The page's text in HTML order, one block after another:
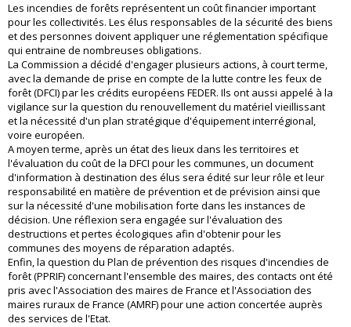
Les incendies de forêts représentent un coût financier important
pour les collectivités. Les élus responsables de la sécurité des biens
et des personnes doivent appliquer une réglementation spécifique
qui entraine de nombreuses obligations.
La Commission a décidé d'engager plusieurs actions, à court terme,
avec la demande de prise en compte de la lutte contre les feux de
forêt (DFCI) par les crédits européens FEDER. Ils ont aussi appelé à la
vigilance sur la question du renouvellement du matériel vieillissant
et la nécessité d'un plan stratégique d'équipement interrégional,
voire européen.
A moyen terme, après un état des lieux dans les territoires et
l'évaluation du coût de la DFCI pour les communes, un document
d'information à destination des élus sera édité sur leur rôle et leur
responsabilité en matière de prévention et de prévision ainsi que
sur la nécessité d'une mobilisation forte dans les instances de
décision. Une réflexion sera engagée sur l'évaluation des
destructions et pertes écologiques afin d'obtenir pour les
communes des moyens de réparation adaptés.
Enfin, la question du Plan de prévention des risques d'incendies de
forêt (PPRIF) concernant l'ensemble des maires, des contacts ont été
pris avec l'Association des maires de France et l'Association des
maires ruraux de France (AMRF) pour une action concertée auprès
des services de l'Etat.